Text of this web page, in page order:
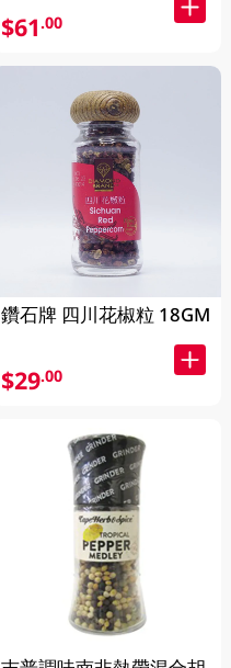
$61.00
鑽石牌 四川花椒粒 18GM
$29.00